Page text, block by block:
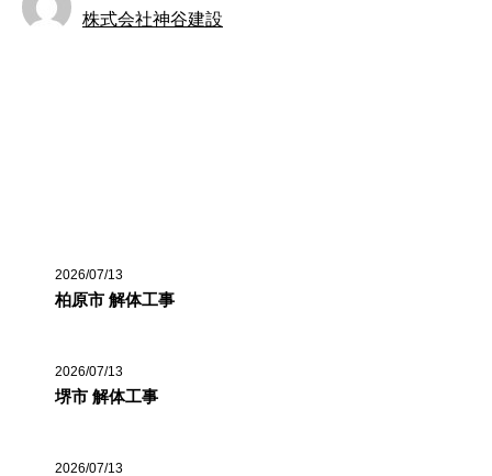
株式会社神谷建設
2026/07/13
柏原市 解体工事
2026/07/13
堺市 解体工事
2026/07/13